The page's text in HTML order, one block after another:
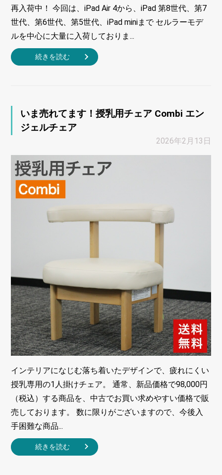
再入荷中！ 今回は、iPad Air 4から、iPad 第8世代、第7
世代、第6世代、第5世代、iPad miniまで セルラーモデ
ルを中心に大量に入荷しておりま...
続きを読む
いま売れてます！授乳用チェア Combi エン
ジェルチェア
2026年2月13日
インテリアになじむ落ち着いたデザインで、疲れにくい
授乳専用の1人掛けチェア。 通常、新品価格で98,000円
（税込）する商品を、中古でお買い求めやすい価格で販
売しております。 数に限りがございますので、今後入
手困難な商品...
続きを読む